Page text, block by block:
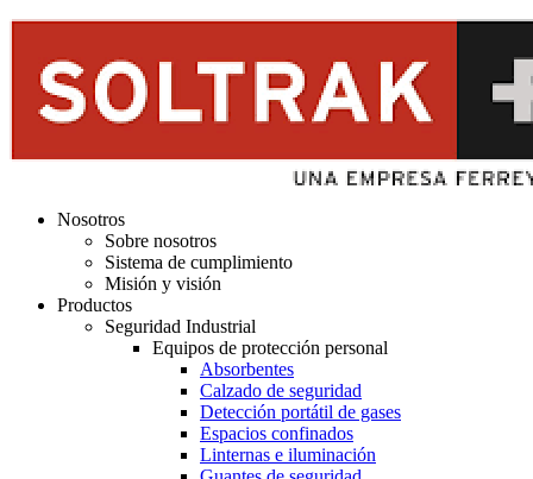
Nosotros
Sobre nosotros
Sistema de cumplimiento
Misión y visión
Productos
Seguridad Industrial
Equipos de protección personal
Absorbentes
Calzado de seguridad
Detección portátil de gases
Espacios confinados
Linternas e iluminación